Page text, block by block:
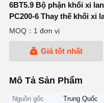
6BT5.9 Bộ phận khối xi
PC200-6 Thay thế khối xi
MOQ：1 đơn vị
Giá tốt nhất
Mô Tả Sản Phẩm
Nguồn gốc
Trung Quốc